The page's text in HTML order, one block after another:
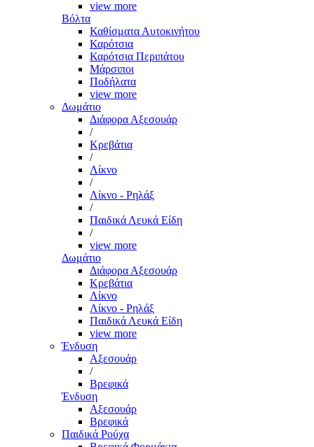
view more
Βόλτα
Καθίσματα Αυτοκινήτου
Καρότσια
Καρότσια Περιπάτου
Μάρσιποι
Ποδήλατα
view more
Δωμάτιο
Διάφορα Αξεσουάρ
/
Κρεβάτια
/
Λίκνο
/
Λίκνο - Ρηλάξ
/
Παιδικά Λευκά Είδη
/
view more
Δωμάτιο
Διάφορα Αξεσουάρ
Κρεβάτια
Λίκνο
Λίκνο - Ρηλάξ
Παιδικά Λευκά Είδη
view more
Ένδυση
Αξεσουάρ
/
Βρεφικά
Ένδυση
Αξεσουάρ
Βρεφικά
Παιδικά Ρούχα